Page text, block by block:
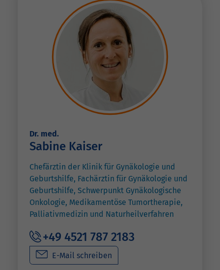
Dr. med.
Sabine Kaiser
Chefärztin der Klinik für Gynäkologie und
Geburtshilfe, Fachärztin für Gynäkologie und
Geburtshilfe, Schwerpunkt Gynäkologische
Onkologie, Medikamentöse Tumortherapie,
Palliativmedizin und Naturheilverfahren
+49 4521 787 2183
E-Mail schreiben